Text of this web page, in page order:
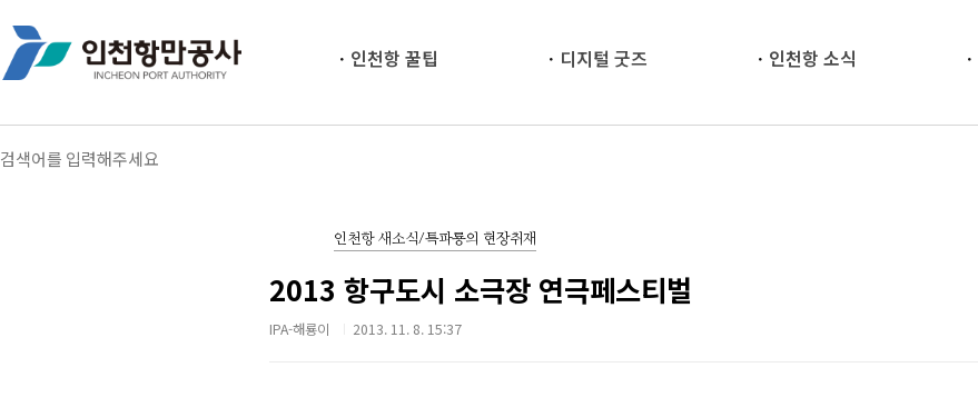
인천항 꿀팁 디지털 굿즈 인천항 소식
인천항 새소식/특파룡의 현장취재
2013 항구도시 소극장 연극페스티벌
IPA-해룡이 2013. 11. 8. 15:37